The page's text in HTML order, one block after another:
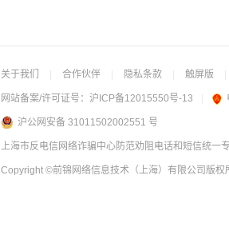
关于我们 合作伙伴 隐私条款 触屏版
网站备案/许可证号： 沪ICP备12015550号-13
沪公网安备 31011502002551 号
上海市反电信网络诈骗中心防范劝阻电话和短信统一
Copyright ©前锦网络信息技术（上海）有限公司 版权